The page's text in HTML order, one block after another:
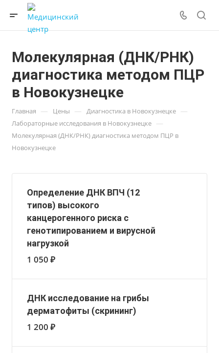
Молекулярная (ДНК/РНК)
диагностика методом ПЦР
в Новокузнецке
Главная — Цены — Диагностика в Новокузнецке —
Лабораторные исследования в Новокузнецке —
Молекулярная (ДНК/РНК) диагностика методом ПЦР в
Новокузнецке
Определение ДНК ВПЧ (12
типов) высокого
канцерогенного риска с
генотипированием и вирусной
нагрузкой
1 050 ₽
ДНК исследование на грибы
дерматофиты (скрининг)
1 200 ₽